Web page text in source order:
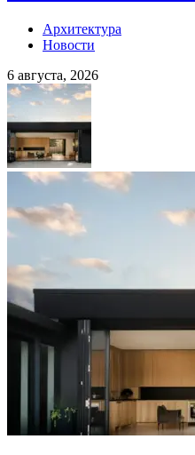
Архитектура
Новости
6 августа, 2026